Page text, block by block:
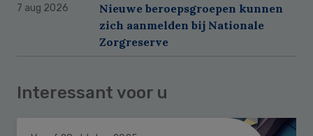
7 aug 2026
Nieuwe beroepsgroepen kunnen
zich aanmelden bij Nationale
Zorgreserve
Interessant voor u